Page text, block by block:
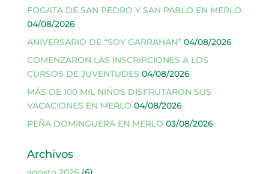
FOGATA DE SAN PEDRO Y SAN PABLO EN MERLO
04/08/2026
ANIVERSARIO DE “SOY GARRAHAN” 04/08/2026
COMENZARON LAS INSCRIPCIONES A LOS
CURSOS DE JUVENTUDES 04/08/2026
MÁS DE 100 MIL NIÑOS DISFRUTARON SUS
VACACIONES EN MERLO 04/08/2026
PEÑA DOMINGUERA EN MERLO 03/08/2026
Archivos